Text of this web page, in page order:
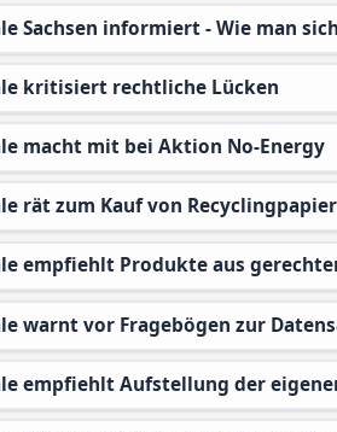
Sachsen informiert - Wie man
kritisiert rechtliche Lücken
macht mit bei Aktion No-Energy
rät zum Kauf von Recyclingpapier
empfiehlt Produkte aus
warnt vor Fragebögen zur
empfiehlt Aufstellung der